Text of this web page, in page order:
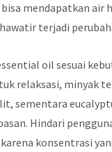
mendapatkan air
terjadi
oil sesuai
relaksasi, minyak
sementara
Hindari
konsentrasi